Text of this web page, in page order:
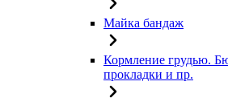
Майка бандаж
Кормление грудью.
прокладки и пр.